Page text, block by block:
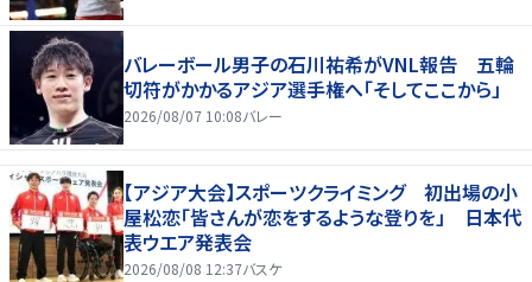
バレーボール男子の石川祐希がVNL報告 五輪
切符がかかるアジア選手権へ「そしてここから」
2026/08/07 10:08バレー
【アジア大会】スポーツクライミング 初出場の小
屋松恋「皆さんが恋をするような登りを」 日本代
表ウエア発表会
2026/08/08 12:37バスケ